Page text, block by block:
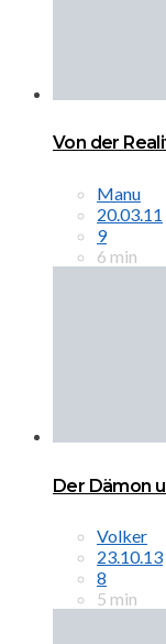
Von der
Manu
20.03.11
9
6 min
Der Dämon
Volker
23.10.13
8
5 min